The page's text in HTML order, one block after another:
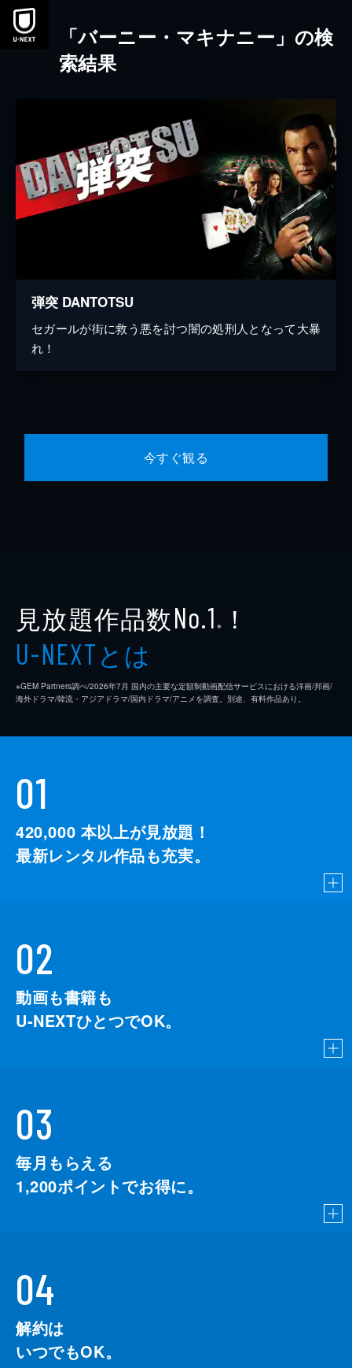
本文へスキップ
「バーニー・マキナニー」の検
索結果
弾突 DANTOTSU
セガールが街に救う悪を討つ闇の処刑人となって大暴
れ！
今すぐ観る
見放題作品数No.1 ※ ！
U-NEXTとは
※GEM Partners調べ/2026年7⽉ 国内の主要な定額制動画配信サービスにおける洋画/邦画/
海外ドラマ/韓流・アジアドラマ/国内ドラマ/アニメを調査。別途、有料作品あり。
01
420,000 本以上が見放題！
最新レンタル作品も充実。
02
動画も書籍も
U-NEXTひとつでOK。
03
毎月もらえる
1,200ポイントでお得に。
04
解約は
いつでもOK。